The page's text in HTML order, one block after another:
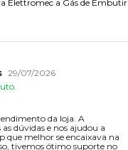
Elettromec a Gás de Embutir
29/07/2026
da loja. A
dúvidas e nos ajudou a
que melhor se encaixava na
tivemos ótimo suporte no